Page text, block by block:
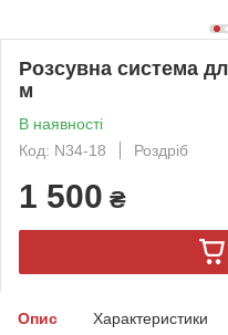
Розсувна система
м
В наявності
Код: N34-18
Роздріб
1 500 ₴
Опис Характеристики